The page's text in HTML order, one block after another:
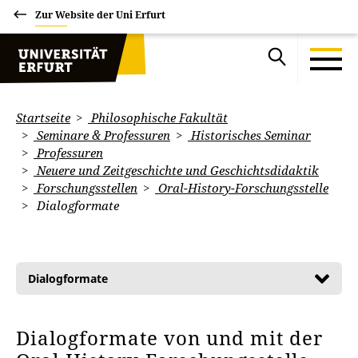
Zur Website der Uni Erfurt
Startseite
Philosophische Fakultät
Seminare & Professuren
Historisches Seminar
Professuren
Neuere und Zeitgeschichte und Geschichtsdidaktik
Forschungsstellen
Oral-History-Forschungsstelle
Dialogformate
Dialogformate
Dialogformate von und mit der